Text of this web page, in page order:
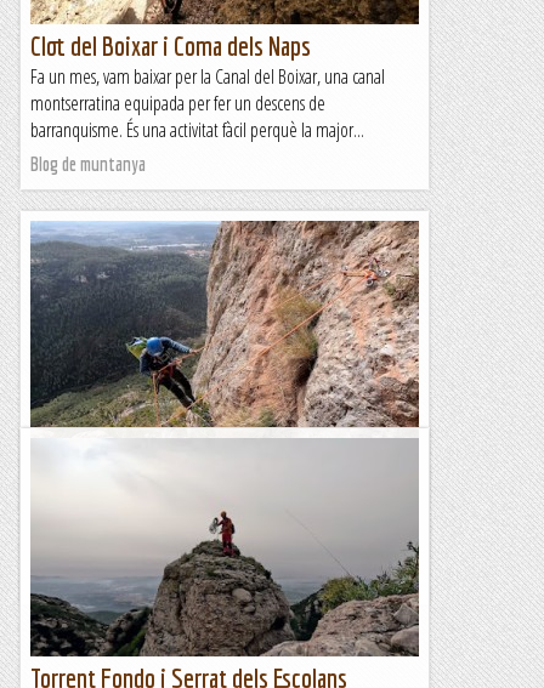
Clot del Boixar i Coma dels Naps
Fa un mes, vam baixar per la Canal del Boixar, una canal
montserratina equipada per fer un descens de
barranquisme. És una activitat fàcil perquè la major...
Blog de muntanya
zona del Serrat de les Garrigoses, per sobre de les Coves del
Salnitre. Ha estat un recorregut molt...
Blog de muntanya
Torrent Fondo i Serrat dels Escolans